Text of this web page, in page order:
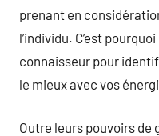
prenant en
l’individu. C’est
connaisseur pour
le mieux avec vos
Outre leurs pouvoirs de